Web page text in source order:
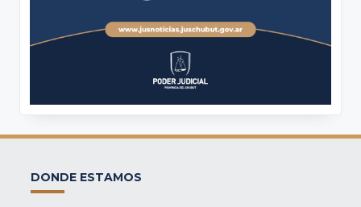
DONDE ESTAMOS